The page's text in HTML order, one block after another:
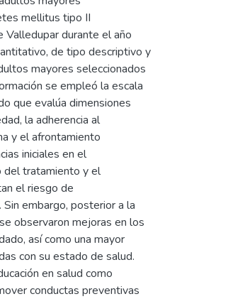
mellitus tipo II
Valledupar durante el año
de tipo descriptivo y
mayores seleccionados
se empleó la escala
que evalúa dimensiones
la adherencia al
y el afrontamiento
iniciales en el
del tratamiento y el
el riesgo de
embargo, posterior a la
observaron mejoras en los
así como una mayor
con su estado de salud.
en salud como
conductas preventivas